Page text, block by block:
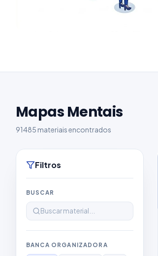
Mapas Mentais
91485 materiais encontrados
Filtros
BUSCAR
BANCA ORGANIZADORA